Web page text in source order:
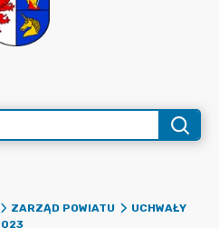
ZARZĄD POWIATU
UCHWAŁY